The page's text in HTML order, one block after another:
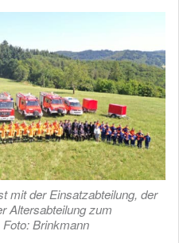
mit der Einsatzabteilung, der
Altersabteilung zum
Brinkmann